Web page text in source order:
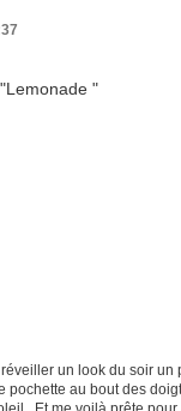
un look du soir un
pochette au bout des